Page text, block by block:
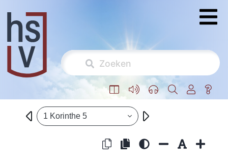
1 Korinthe 5